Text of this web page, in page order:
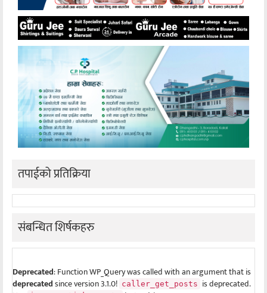
तपाईको प्रतिक्रिया
संबन्धित शिर्षकहरु
Deprecated: Function WP_Query was called with an argument that is
deprecatedsince version 3.1.0! caller_get_posts is deprecated.